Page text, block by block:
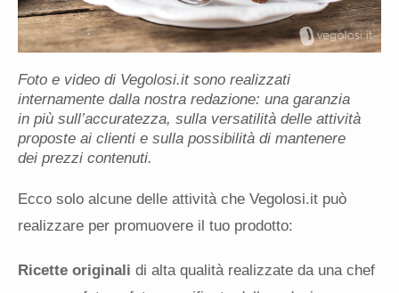
Foto e video di Vegolosi.it sono realizzati
internamente dalla nostra redazione: una garanzia
in più sull’accuratezza, sulla versatilità delle attività
proposte ai clienti e sulla possibilità di mantenere
dei prezzi contenuti.
Ecco solo alcune delle attività che Vegolosi.it può
realizzare per promuovere il tuo prodotto:
Ricette originali di alta qualità realizzate da una chef